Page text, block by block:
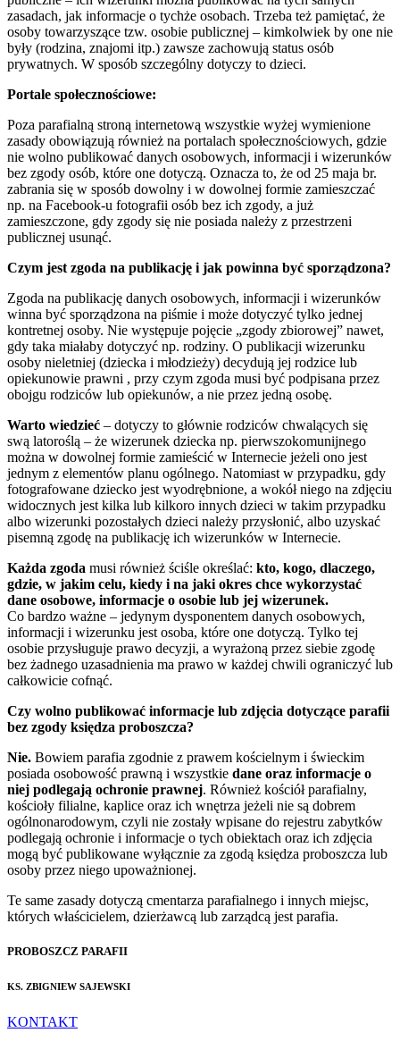
zasadach, jak informacje o tychże osobach. Trzeba też pamiętać, że
osoby towarzyszące tzw. osobie publicznej – kimkolwiek by one nie
były (rodzina, znajomi itp.) zawsze zachowują status osób
prywatnych. W sposób szczególny dotyczy to dzieci.
Portale społecznościowe:
Poza parafialną stroną internetową wszystkie wyżej wymienione
zasady obowiązują również na portalach społecznościowych, gdzie
nie wolno publikować danych osobowych, informacji i wizerunków
bez zgody osób, które one dotyczą. Oznacza to, że od 25 maja br.
zabrania się w sposób dowolny i w dowolnej formie zamieszczać
np. na Facebook-u fotografii osób bez ich zgody, a już
zamieszczone, gdy zgody się nie posiada należy z przestrzeni
publicznej usunąć.
Czym jest zgoda na publikację i jak powinna być sporządzona?
Zgoda na publikację danych osobowych, informacji i wizerunków
winna być sporządzona na piśmie i może dotyczyć tylko jednej
kontretnej osoby. Nie występuje pojęcie „zgody zbiorowej” nawet,
gdy taka miałaby dotyczyć np. rodziny. O publikacji wizerunku
osoby nieletniej (dziecka i młodzieży) decydują jej rodzice lub
opiekunowie prawni , przy czym zgoda musi być podpisana przez
obojgu rodziców lub opiekunów, a nie przez jedną osobę.
Warto wiedzieć – dotyczy to głównie rodziców chwalących się
swą latoroślą – że wizerunek dziecka np. pierwszokomunijnego
można w dowolnej formie zamieścić w Internecie jeżeli ono jest
jednym z elementów planu ogólnego. Natomiast w przypadku, gdy
fotografowane dziecko jest wyodrębnione, a wokół niego na zdjęciu
widocznych jest kilka lub kilkoro innych dzieci w takim przypadku
albo wizerunki pozostałych dzieci należy przysłonić, albo uzyskać
pisemną zgodę na publikację ich wizerunków w Internecie.
Każda zgoda musi również ściśle określać: kto, kogo, dlaczego,
gdzie, w jakim celu, kiedy i na jaki okres chce wykorzystać
dane osobowe, informacje o osobie lub jej wizerunek.
Co bardzo ważne – jedynym dysponentem danych osobowych,
informacji i wizerunku jest osoba, które one dotyczą. Tylko tej
osobie przysługuje prawo decyzji, a wyrażoną przez siebie zgodę
bez żadnego uzasadnienia ma prawo w każdej chwili ograniczyć lub
całkowicie cofnąć.
Czy wolno publikować informacje lub zdjęcia dotyczące parafii
bez zgody księdza proboszcza?
Nie. Bowiem parafia zgodnie z prawem kościelnym i świeckim
posiada osobowość prawną i wszystkie dane oraz informacje o
niej podlegają ochronie prawnej. Również kościół parafialny,
kościoły filialne, kaplice oraz ich wnętrza jeżeli nie są dobrem
ogólnonarodowym, czyli nie zostały wpisane do rejestru zabytków
podlegają ochronie i informacje o tych obiektach oraz ich zdjęcia
mogą być publikowane wyłącznie za zgodą księdza proboszcza lub
osoby przez niego upoważnionej.
Te same zasady dotyczą cmentarza parafialnego i innych miejsc,
których właścicielem, dzierżawcą lub zarządcą jest parafia.
PROBOSZCZ PARAFII
KS. ZBIGNIEW SAJEWSKI
KONTAKT